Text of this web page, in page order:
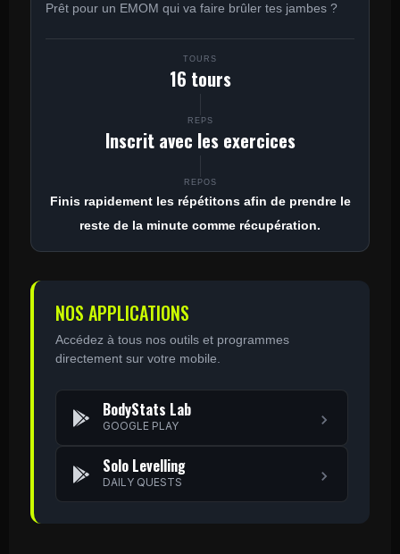
Prêt pour un EMOM qui va faire brûler tes jambes ?
TOURS
16 tours
REPS
Inscrit avec les exercices
REPOS
Finis rapidement les répétitons afin de prendre le
reste de la minute comme récupération.
NOS APPLICATIONS
Accédez à tous nos outils et programmes
directement sur votre mobile.
BodyStats Lab
GOOGLE PLAY
Solo Levelling
DAILY QUESTS